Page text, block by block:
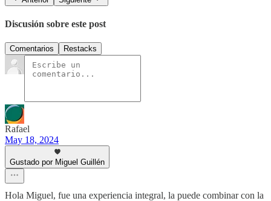
Discusión sobre este post
Comentarios Restacks
Rafael
May 18, 2024
Gustado por Miguel Guillén
Hola Miguel, fue una experiencia integral, la puede combinar con la